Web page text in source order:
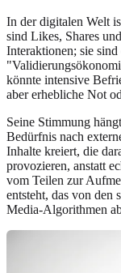
In der digitalen Welt
sind Likes, Shares
Interaktionen; sie
könnte intensive
aber erhebliche Not
Seine Stimmung
Bedürfnis nach
Inhalte kreiert, die
provozieren, anstatt
vom Teilen zur
entsteht, das von den
Media-Algorithmen